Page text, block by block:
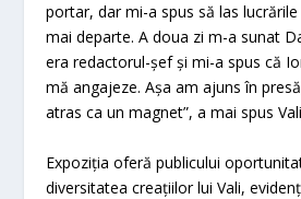
portar, dar mi-a spus să las
mai departe. A doua zi m-a sunat
era redactorul-șef și mi-a spus că
mă angajeze. Așa am ajuns în
atras ca un magnet”, a mai spus
Expoziția oferă publicului
diversitatea creațiilor lui Vali,